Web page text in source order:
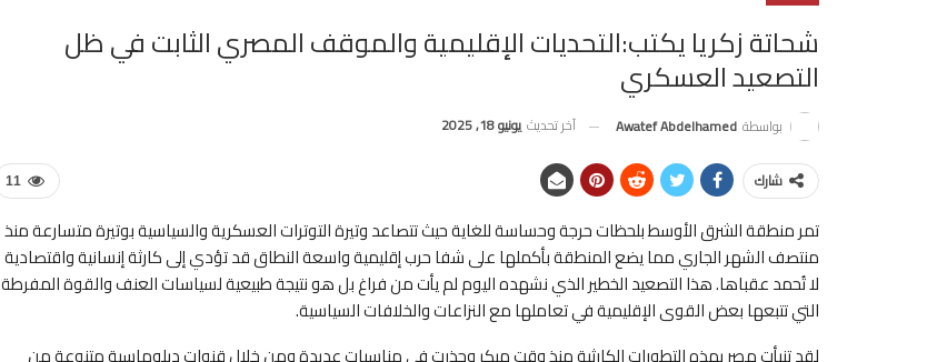
شحاتة زكريا يكتب:التحديات الإقليمية والموقف المصري الثابت في ظل
التصعيد العسكري
بواسطة Awatef Abdelhamed آخر تحديث يونيو 18, 2025
11 شارك
تمر منطقة الشرق الأوسط بلحظات حرجة وحساسة للغاية حيث تتصاعد وتيرة التوترات العسكرية والسياسية بوتيرة متسارعة منذ
منتصف الشهر الجاري مما يضع المنطقة بأكملها على شفا حرب إقليمية واسعة النطاق قد تؤدي إلى كارثة إنسانية واقتصادية
لا تُحمد عقباها. هذا التصعيد الخطير الذي نشهده اليوم لم يأت من فراغ بل هو نتيجة طبيعية لسياسات العنف والقوة المفرطة
التي تتبعها بعض القوى الإقليمية في تعاملها مع النزاعات والخلافات السياسية.